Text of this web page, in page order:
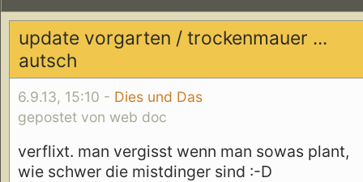
update vorgarten / trockenmauer ...
autsch
6.9.13, 15:10 - Dies und Das
gepostet von web doc
verflixt. man vergisst wenn man sowas plant,
wie schwer die mistdinger sind :-D